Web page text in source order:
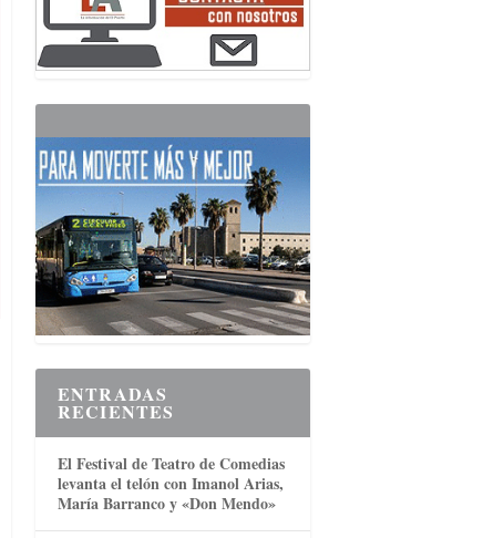
ENTRADAS
RECIENTES
El Festival de Teatro de Comedias
levanta el telón con Imanol Arias,
María Barranco y «Don Mendo»